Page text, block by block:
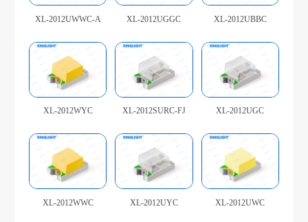
XL-2012UWWC-A XL-2012UGGC XL-2012UBBC
XL-2012WYC XL-2012SURC-FJ XL-2012UGC
XL-2012WWC XL-2012UYC XL-2012UWC